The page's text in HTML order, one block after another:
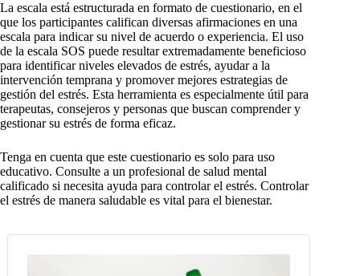
La escala está estructurada en formato de cuestionario, en el
que los participantes califican diversas afirmaciones en una
escala para indicar su nivel de acuerdo o experiencia. El uso
de la escala SOS puede resultar extremadamente beneficioso
para identificar niveles elevados de estrés, ayudar a la
intervención temprana y promover mejores estrategias de
gestión del estrés. Esta herramienta es especialmente útil para
terapeutas, consejeros y personas que buscan comprender y
gestionar su estrés de forma eficaz.
Tenga en cuenta que este cuestionario es solo para uso
educativo. Consulte a un profesional de salud mental
calificado si necesita ayuda para controlar el estrés. Controlar
el estrés de manera saludable es vital para el bienestar.